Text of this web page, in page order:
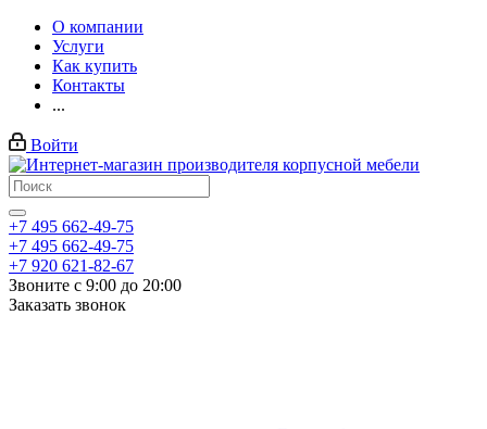
О компании
Услуги
Как купить
Контакты
...
Войти
+7 495 662-49-75
+7 495 662-49-75
+7 920 621-82-67
Звоните с 9:00 до 20:00
Заказать звонок